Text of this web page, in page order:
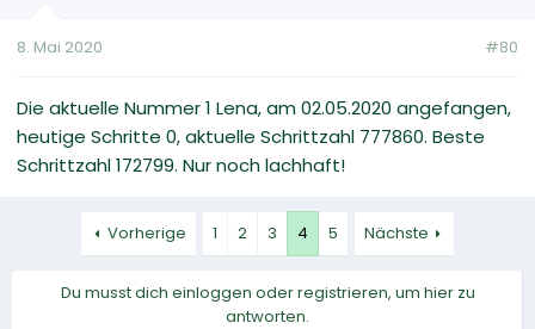
8. Mai 2020 #80
Die aktuelle Nummer 1 Lena, am 02.05.2020 angefangen,
heutige Schritte 0, aktuelle Schrittzahl 777860. Beste
Schrittzahl 172799. Nur noch lachhaft!
Vorherige 1 2 3 4 5 Nächste
Du musst dich einloggen oder registrieren, um hier zu
antworten.